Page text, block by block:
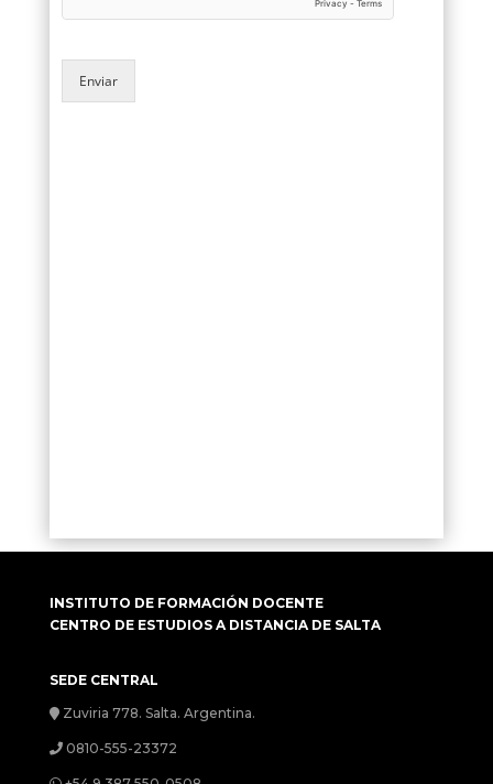
Enviar
INSTITUTO DE FORMACIÓN DOCENTE
CENTRO DE ESTUDIOS A DISTANCIA DE SALTA
SEDE CENTRAL
Zuviria 778. Salta. Argentina.
0810-555-23372